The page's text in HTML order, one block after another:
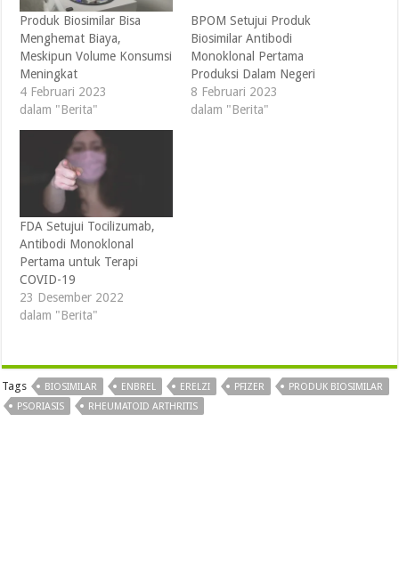
Produk Biosimilar Bisa
Menghemat Biaya,
Meskipun Volume Konsumsi
Meningkat
4 Februari 2023
dalam "Berita"
BPOM Setujui Produk
Biosimilar Antibodi
Monoklonal Pertama
Produksi Dalam Negeri
8 Februari 2023
dalam "Berita"
FDA Setujui Tocilizumab,
Antibodi Monoklonal
Pertama untuk Terapi
COVID-19
23 Desember 2022
dalam "Berita"
Tags BIOSIMILAR ENBREL ERELZI PFIZER
PRODUK BIOSIMILAR
PSORIASIS
RHEUMATOID ARTHRITIS